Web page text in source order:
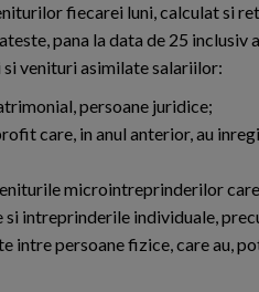
fiecarei luni, calculat si
pana la data de 25
venituri asimilate salariilor:
persoane juridice;
care, in anul anterior, au
microintreprinderilor
intreprinderile individuale,
persoane fizice, care au,